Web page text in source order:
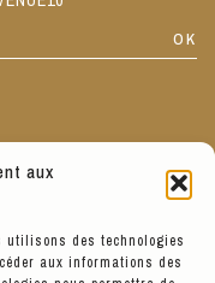
aux
utilisons des technologies
aux informations des
Place Sathonay, Lyon